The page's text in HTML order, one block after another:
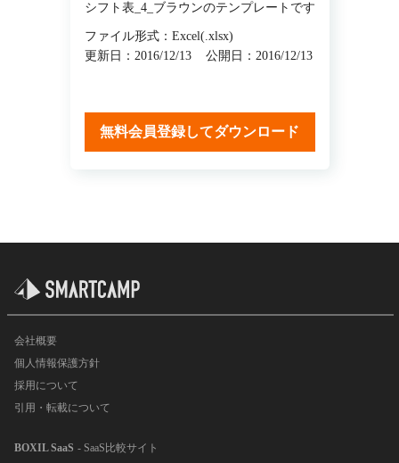
シフト表_4_ブラウンのテンプレートです
ファイル形式：Excel(.xlsx)
更新日：2016/12/13
公開日：2016/12/13
無料会員登録してダウンロード
会社概要
個人情報保護方針
採用について
引用・転載について
BOXIL SaaS - SaaS比較サイト